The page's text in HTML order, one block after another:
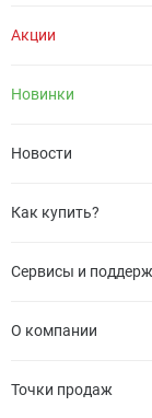
Акции
Новинки
Новости
Как купить?
Сервисы и
О компании
Точки продаж